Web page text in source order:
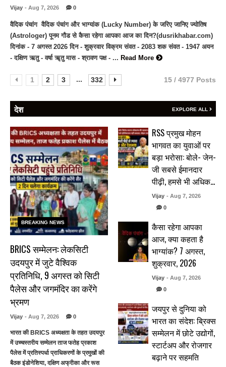
Vijay - Aug 7, 2026 0
वैदिक पंचांग वैदिक पंचांग और भाग्यांक (Lucky Number) के जरिए जानिए ज्योतिष
(Astrologer) पूनम गौड से कैसा रहेगा आपका आज का दिन?(dusrikhabar.com)
दिनांक - 7 अगस्त 2026 दिन - शुक्रवार विक्रम संवत - 2083 शक संवत - 1947 अयन
- दक्षिण ऋतु - वर्षा ॠतु मास - श्रावण पक्ष - ... Read More
1 2 3 ... 332 15 / 4977 Posts
देश EXPLORE ALL
BREAKING NEWS
BRICS सम्मेलन: लेकसिटी
उदयपुर में जुटे वैश्विक
प्रतिनिधि, 9 अगस्त को सिटी
पैलेस और जगमंदिर का करेंगे
भ्रमण
Vijay - Aug 7, 2026 0
भारत की BRICS अध्यक्षता के तहत उदयपुर
में उच्चस्तरीय सम्मेलन ताज फतेह प्रकाश
पैलेस में प्रतिस्पर्धा प्राधिकरणों के प्रमुखों की
बैठक इंडोनेशिया, दक्षिण अफ्रीका और रूस
RSS प्रमुख मोहन
भागवत का युवाओं पर
बड़ा भरोसा: बोले- जेन-
जी सबसे ईमानदार
पीढ़ी, हमसे भी अधिक…
Vijay - Aug 7, 2026
0
कैसा रहेगा आपका
आज, क्या कहता है
भाग्यांक? 7 अगस्त,
शुक्रवार, 2026
Vijay - Aug 7, 2026
0
जयपुर से दुनिया को
भारत का संदेश: ब्रिक्स
सम्मेलन में छोटे उद्योगों,
स्टार्टअप और रोजगार
बढ़ाने पर सहमति